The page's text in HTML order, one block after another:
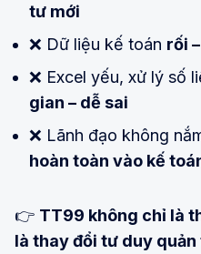
tư mới
❌ Dữ liệu kế toán rối
❌ Excel yếu, xử lý số
gian – dễ sai
❌ Lãnh đạo không
hoàn toàn vào kế
👉 TT99 không chỉ là
là thay đổi tư duy